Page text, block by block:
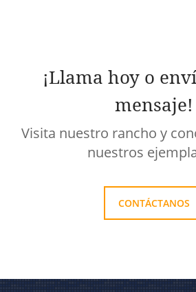
¡Llama hoy o
mensaje!
Visita nuestro rancho y
nuestros
CONTÁCTANOS